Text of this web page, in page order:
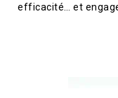
efficacité… et